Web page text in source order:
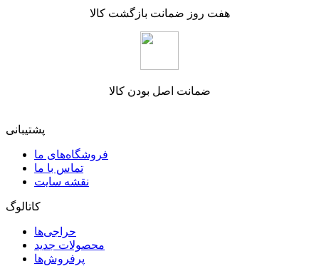
هفت روز ضمانت بازگشت کالا
ضمانت اصل بودن کالا
پشتیبانی
فروشگاه‌های ما
تماس با ما
نقشه سایت
کاتالوگ
حراجی‌ها
محصولات جدید
پرفروش‌ها